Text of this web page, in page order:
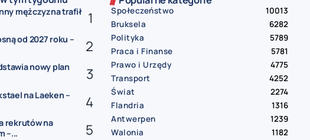
mężczyzna trafił
od 2027 roku –
nowy plan
na Laeken –
rekrutów na
–...
Społeczeństwo
10013
Bruksela
6282
Polityka
5789
Praca i Finanse
5781
Prawo i Urzędy
4775
Transport
4252
Świat
2274
Flandria
1316
Antwerpen
1239
Walonia
1182